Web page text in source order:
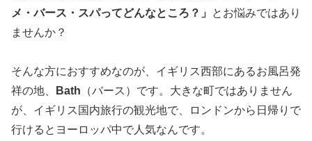
メ・バース・スパってどんなところ？」
とお悩みではあり
ませんか？
そんな方におすすめなのが、イギリス西部にあるお風呂発
祥の地、
Bath （バース）です。大きな町ではありません
が、イギリス国内旅行の観光地で、ロンドンから日帰りで
行けるとヨーロッパ中で人気なんです。